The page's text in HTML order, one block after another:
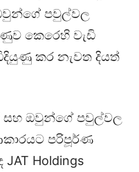
පවුල්වල
කෙරෙහි වැඩි
කර නැවත දියත්
සහ ඔවුන්ගේ පවුල්වල
පරිපූර්ණ
Holdings